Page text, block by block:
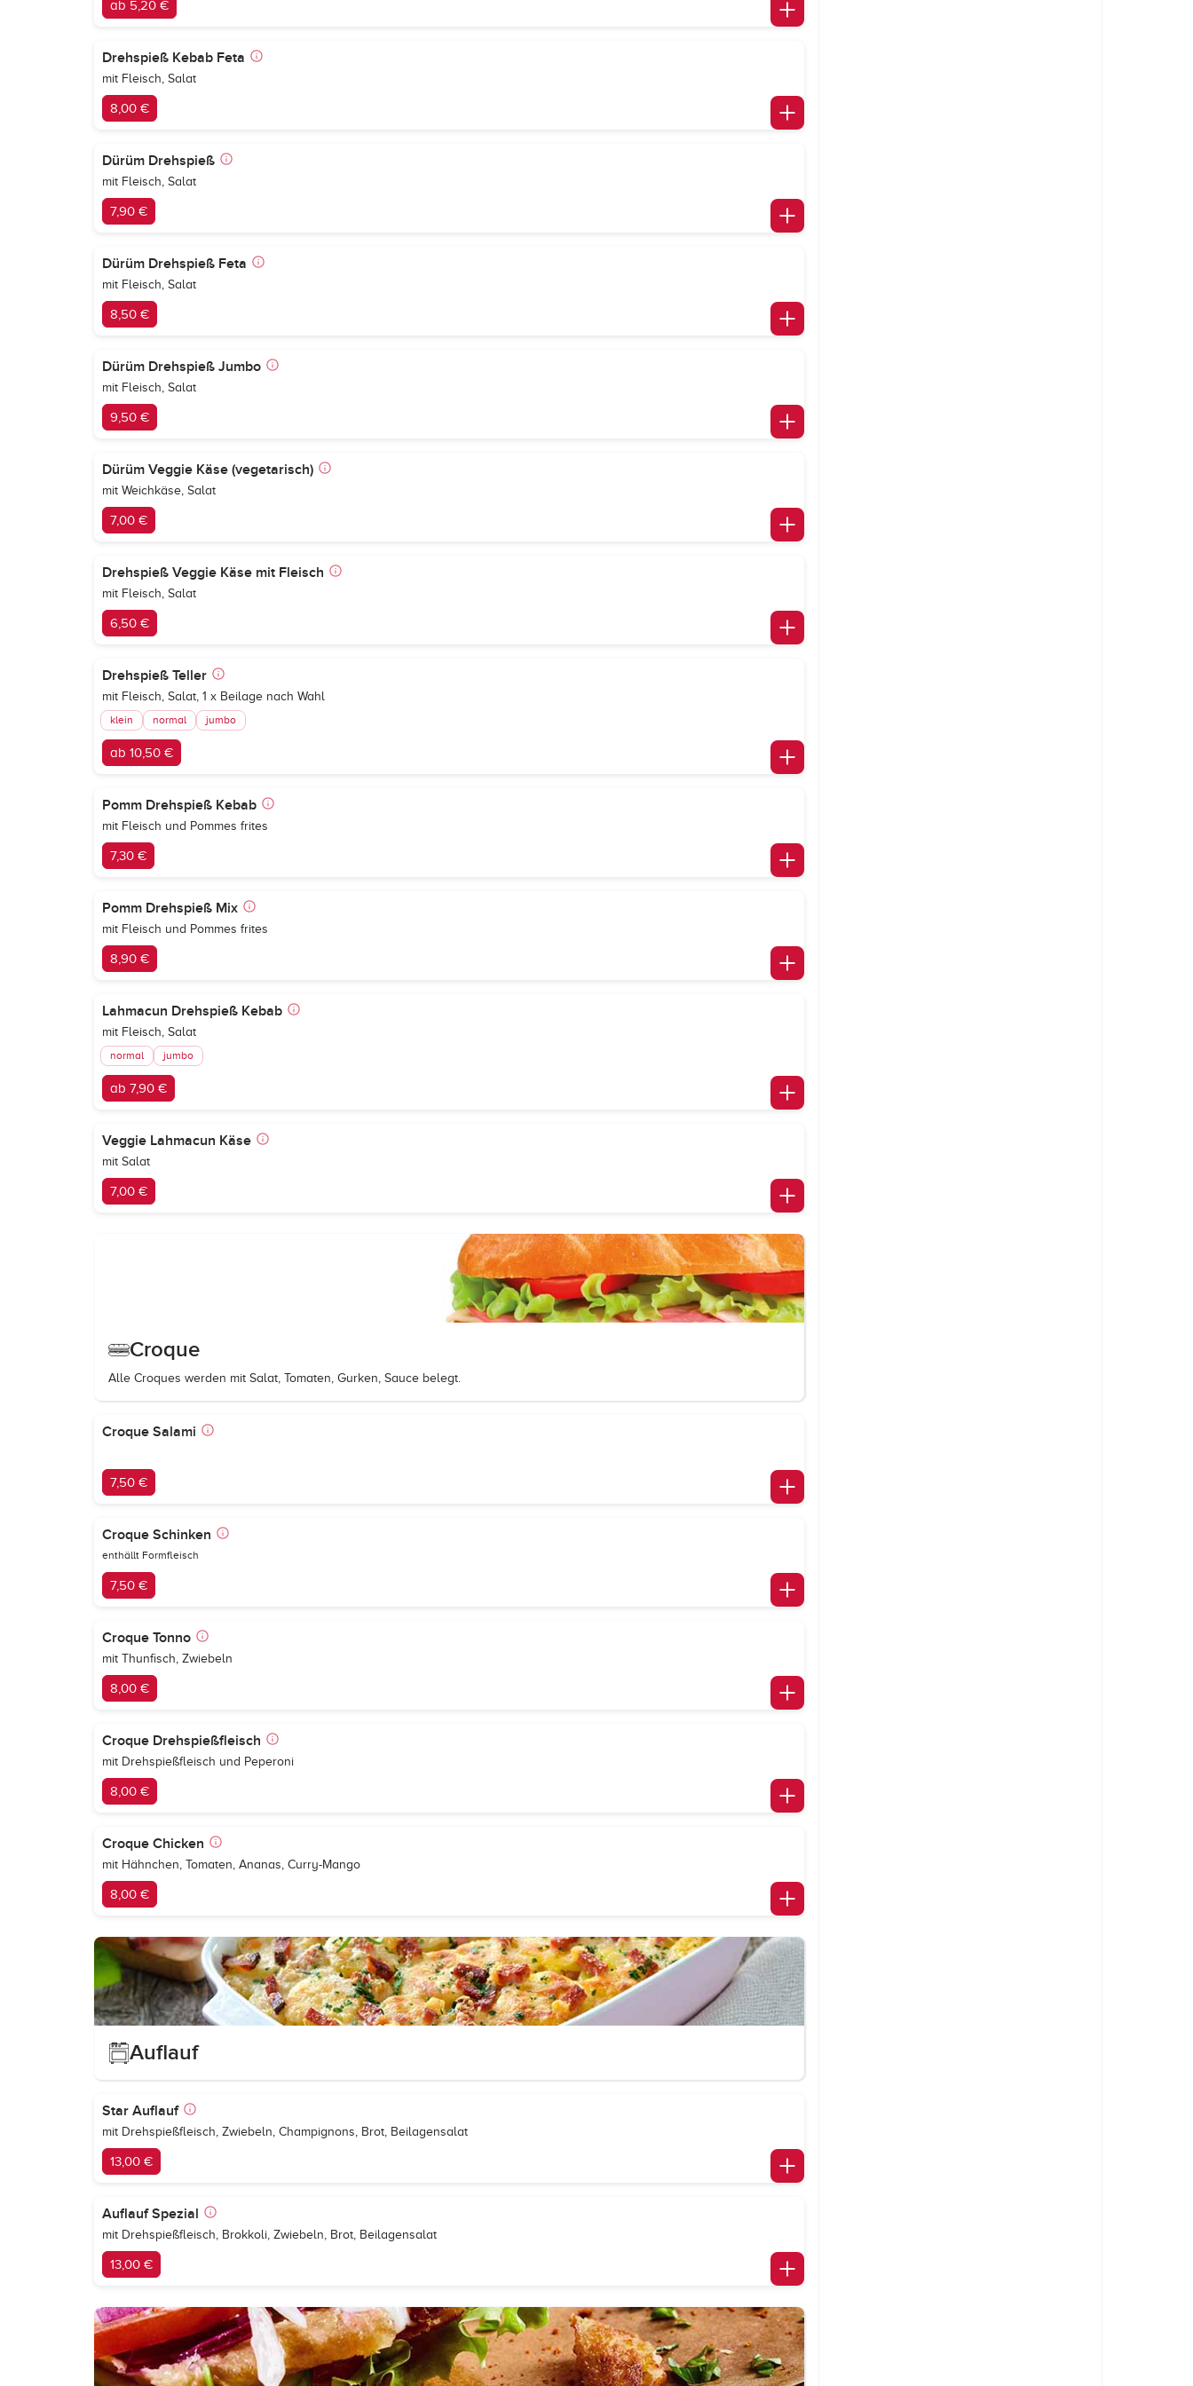
ab 5,20 €
Drehspieß Kebab Feta
mit Fleisch, Salat
8,00 €
Dürüm Drehspieß
mit Fleisch, Salat
7,90 €
Dürüm Drehspieß Feta
mit Fleisch, Salat
8,50 €
Dürüm Drehspieß Jumbo
mit Fleisch, Salat
9,50 €
Dürüm Veggie Käse (vegetarisch)
mit Weichkäse, Salat
7,00 €
Drehspieß Veggie Käse mit Fleisch
mit Fleisch, Salat
6,50 €
Drehspieß Teller
mit Fleisch, Salat, 1 x Beilage nach Wahl
klein normal jumbo
ab 10,50 €
Pomm Drehspieß Kebab
mit Fleisch und Pommes frites
7,30 €
Pomm Drehspieß Mix
mit Fleisch und Pommes frites
8,90 €
Lahmacun Drehspieß Kebab
mit Fleisch, Salat
normal jumbo
ab 7,90 €
Veggie Lahmacun Käse
mit Salat
7,00 €
Croque
Alle Croques werden mit Salat, Tomaten, Gurken, Sauce belegt.
Croque Salami
7,50 €
Croque Schinken
enthällt Formfleisch
7,50 €
Croque Tonno
mit Thunfisch, Zwiebeln
8,00 €
Croque Drehspießfleisch
mit Drehspießfleisch und Peperoni
8,00 €
Croque Chicken
mit Hähnchen, Tomaten, Ananas, Curry-Mango
8,00 €
Auflauf
Star Auflauf
mit Drehspießfleisch, Zwiebeln, Champignons, Brot, Beilagensalat
13,00 €
Auflauf Spezial
mit Drehspießfleisch, Brokkoli, Zwiebeln, Brot, Beilagensalat
13,00 €